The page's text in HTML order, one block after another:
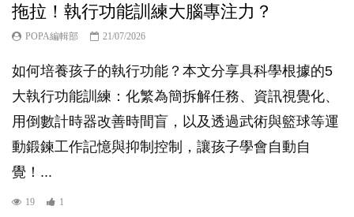
拖拉！執行功能訓練大腦專注力？
POPA編輯部 21/07/2026
如何培養孩子的執行功能？本文分享具科學根據的5
大執行功能訓練：化繁為簡拆解任務、資訊視覺化、
用倒數計時器改善時間盲，以及透過武術與籃球等運
動鍛鍊工作記憶與抑制控制，讓孩子學會自動自
覺！...
19 1